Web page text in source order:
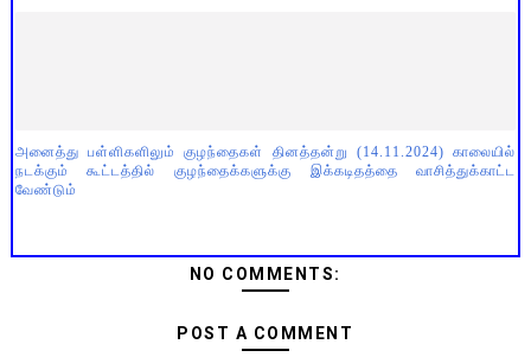
அனைத்து பள்ளிகளிலும் குழந்தைகள் தினத்தன்று (14.11.2024) காலையில்
நடக்கும் கூட்டத்தில் குழந்தைக்களுக்கு இக்கடிதத்தை வாசித்துக்காட்ட
வேண்டும்
NO COMMENTS:
POST A COMMENT